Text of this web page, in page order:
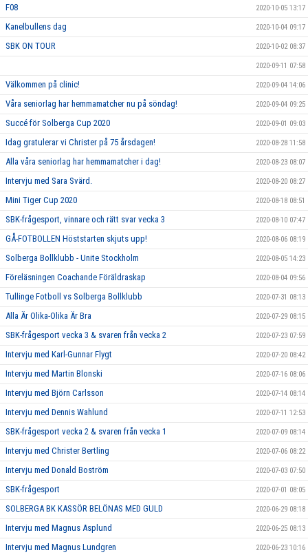
F08 2020-10-05 13:17
Kanelbullens dag 2020-10-04 09:17
SBK ON TOUR 2020-10-02 08:37
2020-09-11 07:58
Välkommen på clinic! 2020-09-04 14:06
Våra seniorlag har hemmamatcher nu på söndag! 2020-09-04 09:25
Succé för Solberga Cup 2020 2020-09-01 09:03
Idag gratulerar vi Christer på 75 årsdagen! 2020-08-28 11:58
Alla våra seniorlag har hemmamatcher i dag! 2020-08-23 08:07
Intervju med Sara Svärd. 2020-08-20 08:27
Mini Tiger Cup 2020 2020-08-18 08:51
SBK-frågesport, vinnare och rätt svar vecka 3 2020-08-10 07:47
GÅ-FOTBOLLEN Höststarten skjuts upp! 2020-08-06 08:19
Solberga Bollklubb - Unite Stockholm 2020-08-05 14:23
Föreläsningen Coachande Föräldraskap 2020-08-04 09:56
Tullinge Fotboll vs Solberga Bollklubb 2020-07-31 08:13
Alla Är Olika-Olika Är Bra 2020-07-29 08:15
SBK-frågesport vecka 3 & svaren från vecka 2 2020-07-23 07:59
Intervju med Karl-Gunnar Flygt 2020-07-20 08:42
Intervju med Martin Blonski 2020-07-16 08:06
Intervju med Björn Carlsson 2020-07-14 08:14
Intervju med Dennis Wahlund 2020-07-11 12:53
SBK-frågesport vecka 2 & svaren från vecka 1 2020-07-09 08:14
Intervju med Christer Bertling 2020-07-06 08:22
Intervju med Donald Boström 2020-07-03 07:50
SBK-frågesport 2020-07-01 08:05
SOLBERGA BK KASSÖR BELÖNAS MED GULD 2020-06-29 08:18
Intervju med Magnus Asplund 2020-06-25 08:13
Intervju med Magnus Lundgren 2020-06-23 10:16